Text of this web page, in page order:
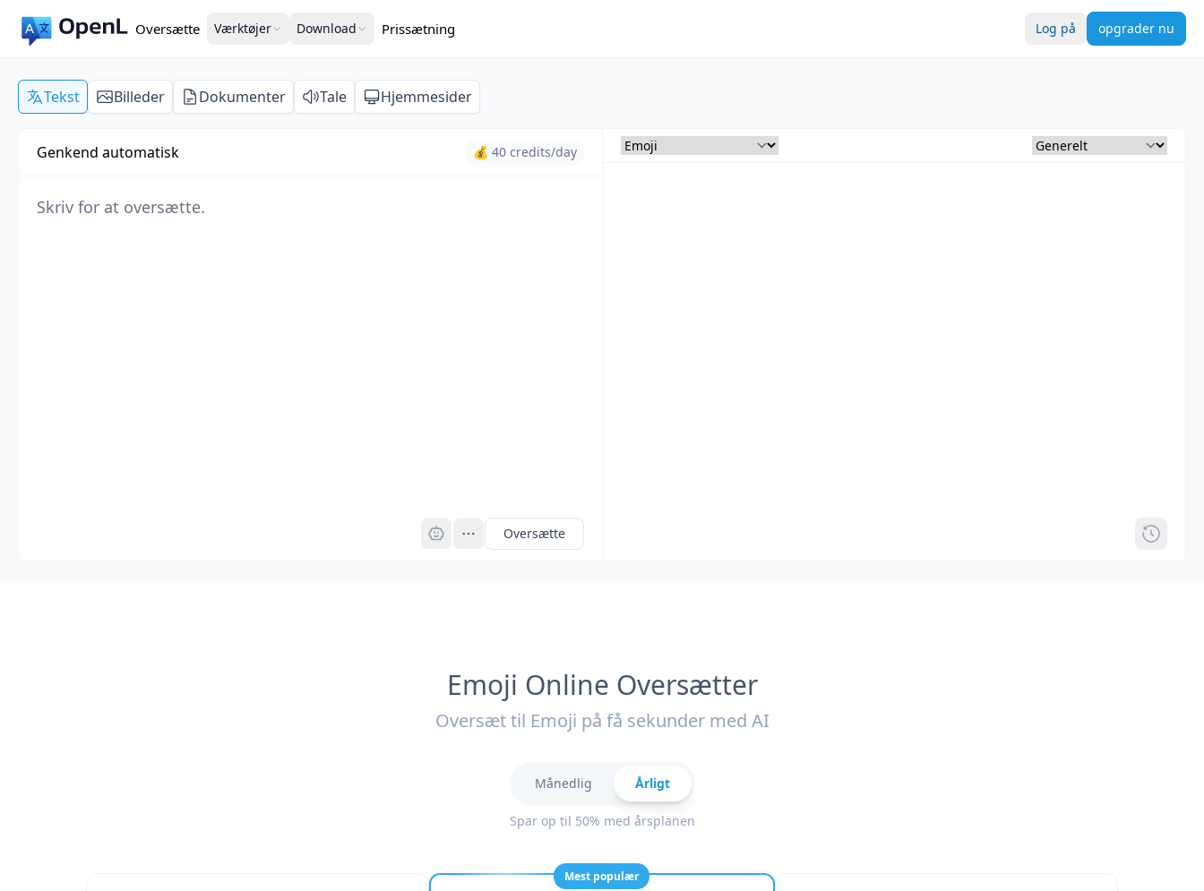
Oversætte Værktøjer Download Prissætning Log på opgrader nu
Tekst Billeder Dokumenter Tale Hjemmesider
Genkend automatisk 💰 40 credits/day
Oversætte
Emoji Online Oversætter
Oversæt til Emoji på få sekunder med AI
Månedlig Årligt
Spar op til 50% med årsplanen
Mest populær